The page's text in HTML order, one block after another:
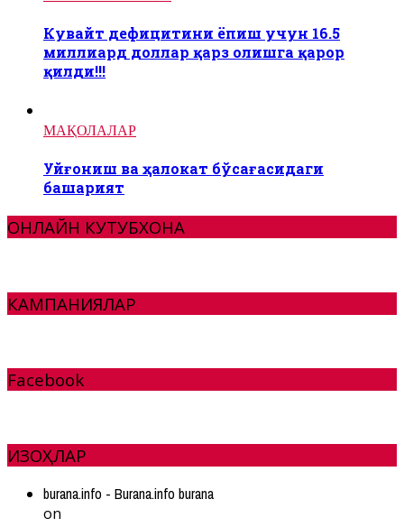
Кувайт дефицитини ёпиш учун 16.5
миллиард доллар қарз олишга қарор
қилди!!!
МАҚОЛАЛАР
Уйғониш ва ҳалокат бўсағасидаги
башарият
ОНЛАЙН КУТУБХОНА
КАМПАНИЯЛАР
Facebook
ИЗОҲЛАР
burana.info - Burana.info burana
on